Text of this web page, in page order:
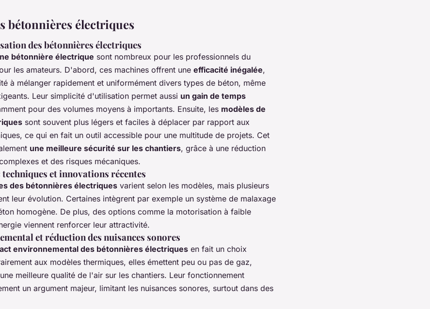
bétonnières électriques
des bétonnières électriques
bétonnière électrique sont nombreux pour les professionnels du
les amateurs. D'abord, ces machines offrent une efficacité inégalée,
à mélanger rapidement et uniformément divers types de béton, même
Leur simplicité d'utilisation permet aussi un gain de temps
pour des volumes moyens à importants. Ensuite, les modèles de
sont souvent plus légers et faciles à déplacer par rapport aux
ce qui en fait un outil accessible pour une multitude de projets. Cet
une meilleure sécurité sur les chantiers, grâce à une réduction
et des risques mécaniques.
et innovations récentes
des bétonnières électriques varient selon les modèles, mais plusieurs
leur évolution. Certaines intègrent par exemple un système de malaxage
homogène. De plus, des options comme la motorisation à faible
viennent renforcer leur attractivité.
et réduction des nuisances sonores
environnemental des bétonnières électriques en fait un choix
aux modèles thermiques, elles émettent peu ou pas de gaz,
meilleure qualité de l'air sur les chantiers. Leur fonctionnement
un argument majeur, limitant les nuisances sonores, surtout dans des